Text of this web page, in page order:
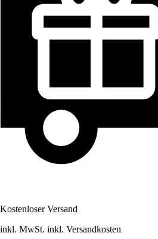
Kostenloser Versand
inkl. MwSt. inkl. Versandkosten